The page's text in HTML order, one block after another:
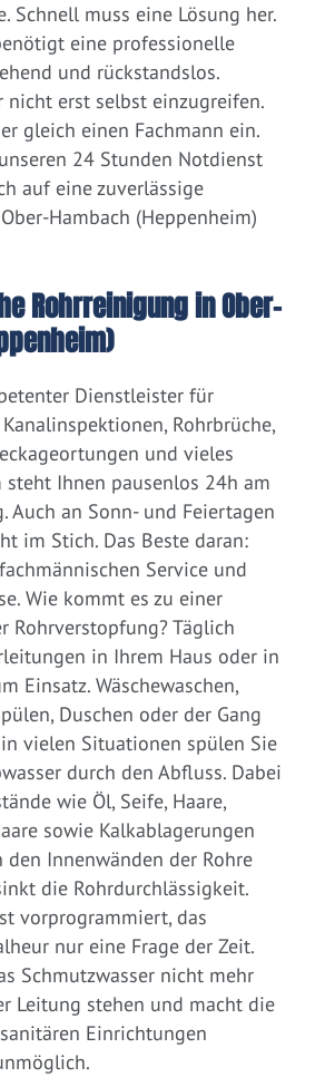
Schnell muss eine Lösung her.
eine professionelle
und rückstandslos.
nicht erst selbst einzugreifen.
gleich einen Fachmann ein.
24 Stunden Notdienst
auf eine zuverlässige
Hambach (Heppenheim)
Rohrreinigung in Ober-
Dienstleister für
Rohrbrüche,
und vieles
steht Ihnen pausenlos 24h am
Auch an Sonn- und Feiertagen
im Stich. Das Beste daran:
Service und
Wie kommt es zu einer
Rohrverstopfung? Täglich
in Ihrem Haus oder in
Einsatz. Wäschewaschen,
Duschen oder der Gang
vielen Situationen spülen Sie
durch den Abfluss. Dabei
wie Öl, Seife, Haare,
sowie Kalkablagerungen
den Innenwänden der Rohre
die Rohrdurchlässigkeit.
vorprogrammiert, das
nur eine Frage der Zeit.
Schmutzwasser nicht mehr
Leitung stehen und macht die
Einrichtungen